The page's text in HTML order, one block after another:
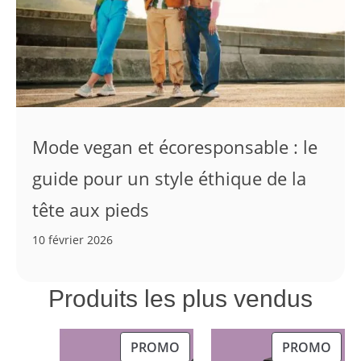
Mode vegan et écoresponsable : le
guide pour un style éthique de la
tête aux pieds
10 février 2026
Produits les plus vendus
PROMOPRODUIT
PROMO